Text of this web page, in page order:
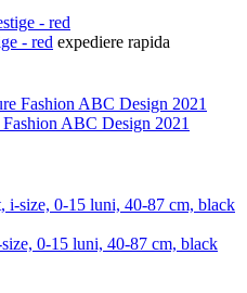
- red expediere rapida
ABC Design 2021
0-15 luni, 40-87 cm, black